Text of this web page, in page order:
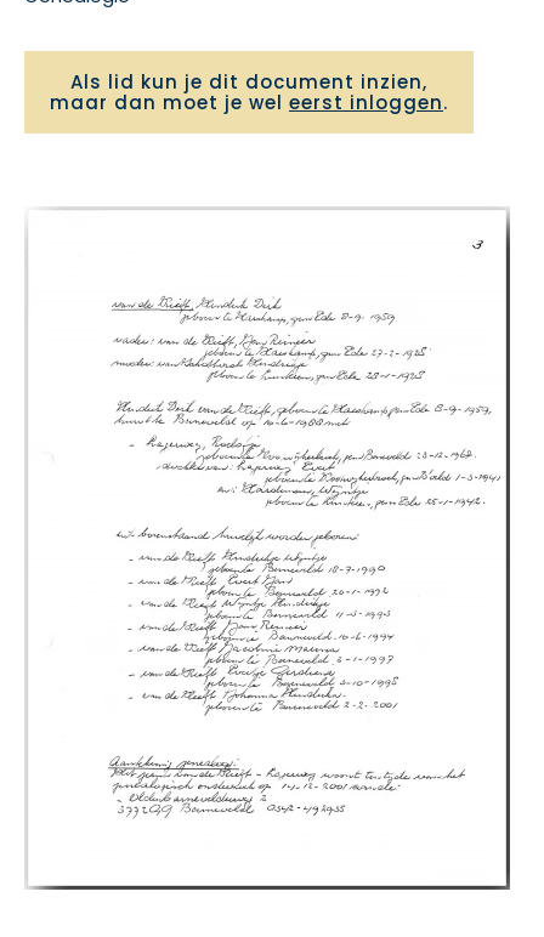
Als lid kun je dit document inzien,
maar dan moet je wel eerst inloggen.